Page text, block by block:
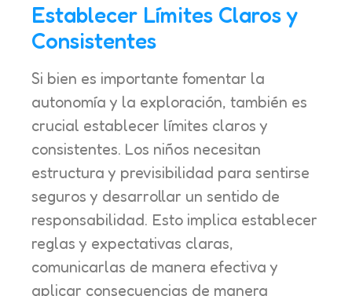
Establecer Límites Claros y
Consistentes
Si bien es importante fomentar la
autonomía y la exploración, también es
crucial establecer límites claros y
consistentes. Los niños necesitan
estructura y previsibilidad para sentirse
seguros y desarrollar un sentido de
responsabilidad. Esto implica establecer
reglas y expectativas claras,
comunicarlas de manera efectiva y
aplicar consecuencias de manera